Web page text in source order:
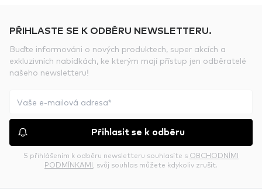
PŘIHLASTE SE K ODBĚRU NEWSLETTERU.
Buďte informováni o nových produktech, super akcích a
exkluzivních nabídkách, ke kterým mají přístup jen odběratelé
našeho newsletteru!
Přihlasit se k odběru
S přihlášením k odběru newsletteru souhlasíte s OBCHODNÍMI
PODMÍNKAMI , svůj souhlas můžete kdykoliv zrušit.